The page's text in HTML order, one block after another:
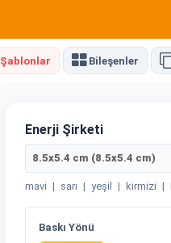
Şablonlar Bileşenler
Enerji Şirketi
8.5x5.4 cm (8.5x5.4 cm)
mavi | sarı | yeşil | kirmizi |
Baskı Yönü